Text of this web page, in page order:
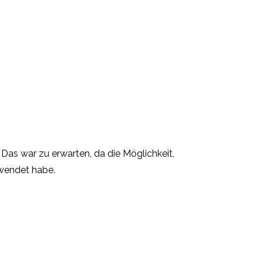
Das war zu erwarten, da die Möglichkeit,
habe.